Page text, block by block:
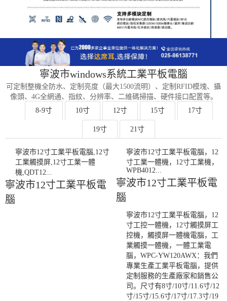
寧波市windows系統工業平板電腦
可定制整機全防水、定制亮度（最大1500流明）、定制RFID模塊、攝
像頭、4G全網通、指紋、分辨率、二維碼掃描、硬件接口配置等。
8-9寸
10寸 12寸 15寸 17寸
19寸 21寸
寧波市12寸工業平板電腦,12寸
工業觸摸屏,12寸工業一體
機,QDT12...
寧波市12寸工業平板電
腦
寧波市12寸工業平板電腦，12
寸工業一體機，12寸工業機，
WPB4012...
寧波市12寸工業平板電
腦
寧波市12寸工業平板電腦，12
寸工控一體機，12寸觸摸屏工
控機，觸摸屏一體機電腦，工
業觸摸一體機，一體工業電
腦，WPC-YW120AWX：我們
專業生產工業平板電腦，提供
定制服務的生產廠家和銷售公
司。尺寸有8寸/10寸/11.6寸/12
寸/15寸/15.6寸/17寸/17.3寸/19